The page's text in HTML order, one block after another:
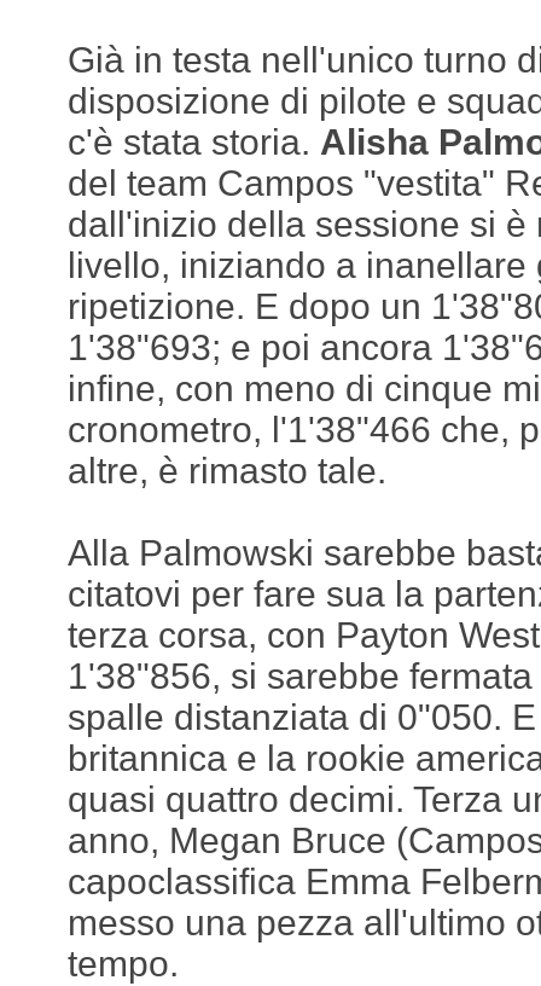
Già in testa nell'unico turno
disposizione di pilote e
c'è stata storia. Alisha
del team Campos "vestita"
dall'inizio della sessione si è
livello, iniziando a inanellare
ripetizione. E dopo un
1'38"693; e poi ancora
infine, con meno di cinque
cronometro, l'1'38"466 che,
altre, è rimasto tale.
Alla Palmowski sarebbe
citatovi per fare sua la
terza corsa, con Payton
1'38"856, si sarebbe
spalle distanziata di 0"050.
britannica e la rookie
quasi quattro decimi. Terza
anno, Megan Bruce
capoclassifica Emma
messo una pezza all'ultimo
tempo.